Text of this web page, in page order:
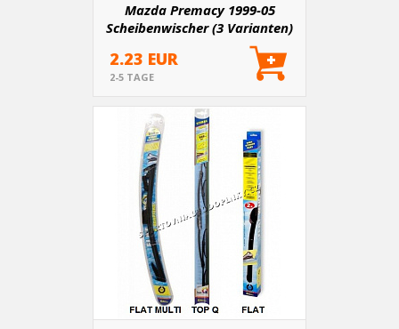
Mazda Premacy 1999-05
Scheibenwischer (3 Varianten)
2.23 EUR
2-5 TAGE